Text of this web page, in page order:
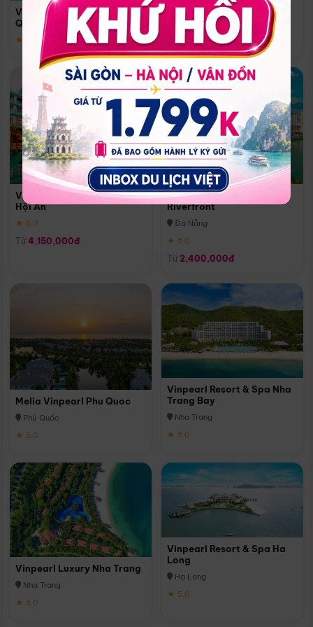
Vinpearl Resort & Spa Phu
Quoc
★ 5.0
Quoc
Phú Quốc
★ 5.0
Vinpearl Resort & Golf Nam
Hội An
★ 5.0
Từ 4,150,000đ
Melia Vinpearl Danang
Riverfront
Đà Nẵng
★ 5.0
Từ 2,400,000đ
Melia Vinpearl Phu Quoc
Phú Quốc
★ 5.0
Vinpearl Resort & Spa Nha
Trang Bay
Nha Trang
★ 5.0
Vinpearl Luxury Nha Trang
Nha Trang
★ 5.0
Vinpearl Resort & Spa Ha
Long
Hạ Long
★ 5.0